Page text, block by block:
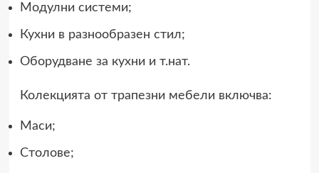
Модулни системи;
Кухни в разнообразен стил;
Оборудване за кухни и т.нат.
Колекцията от трапезни мебели включва:
Маси;
Столове;